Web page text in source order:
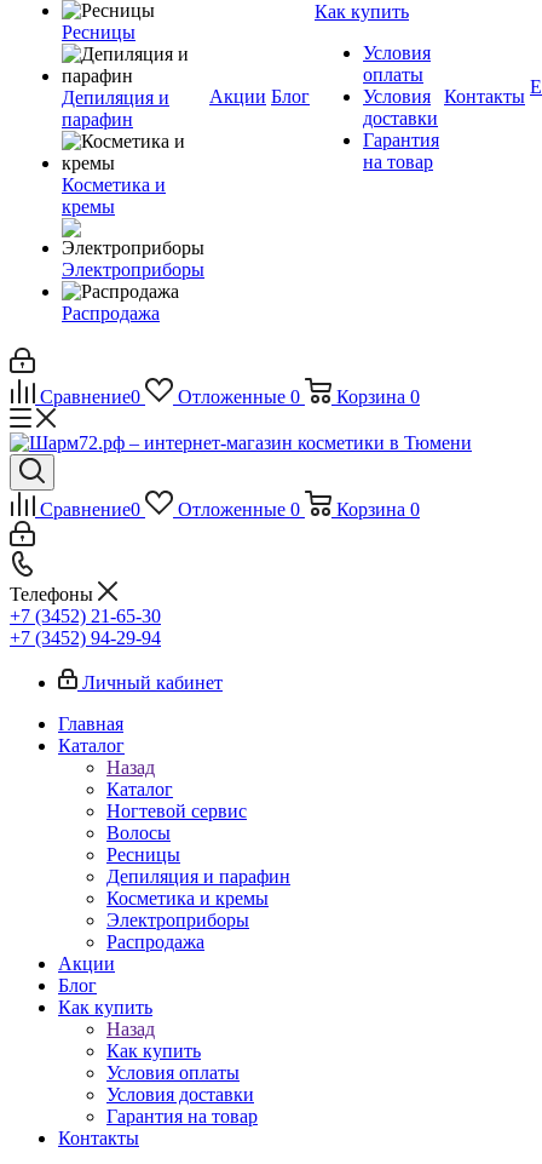
Ресницы
Депиляция и
парафин
Косметика и
кремы
Электроприборы
Распродажа
Акции Блог
Как купить
Условия
оплаты
Условия
доставки
Гарантия
на товар
Контакты
Сравнение0 Отложенные 0 Корзина 0
Сравнение0 Отложенные 0 Корзина 0
Телефоны
+7 (3452) 21-65-30
+7 (3452) 94-29-94
Личный кабинет
Главная
Каталог
Назад
Каталог
Ногтевой сервис
Волосы
Ресницы
Депиляция и парафин
Косметика и кремы
Электроприборы
Распродажа
Акции
Блог
Как купить
Назад
Как купить
Условия оплаты
Условия доставки
Гарантия на товар
Контакты